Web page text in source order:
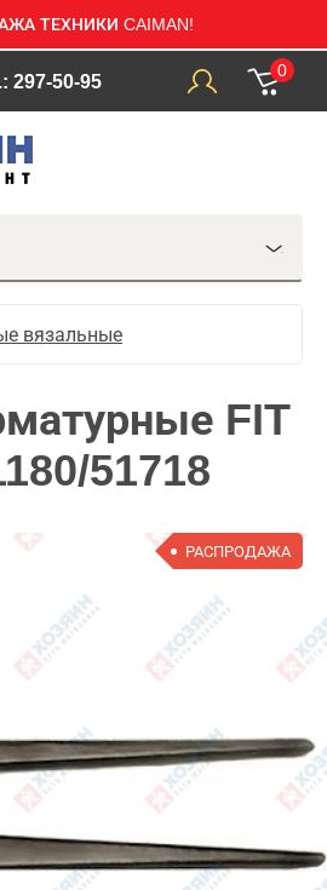
ТЕХНИКИ CAIMAN!
297-50-95
0
вязальные
FIT
51718
РАСПРОДАЖА